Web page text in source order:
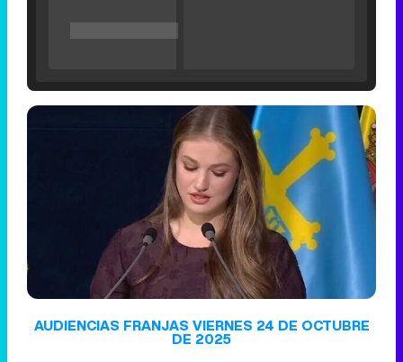
AUDIENCIAS FRANJAS VIERNES 24 DE OCTUBRE
DE 2025